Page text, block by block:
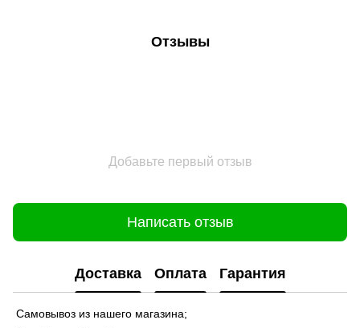
Отзывы
Добавьте первый отзыв
Написать отзыв
Доставка Оплата Гарантия
Самовывоз из нашего магазина;